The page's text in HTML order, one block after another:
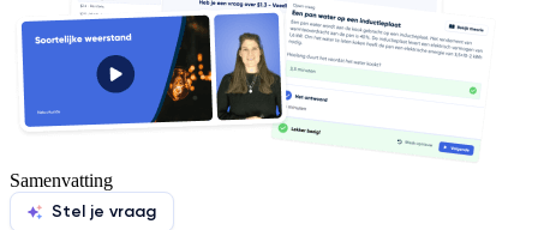
Samenvatting
Stel je vraag